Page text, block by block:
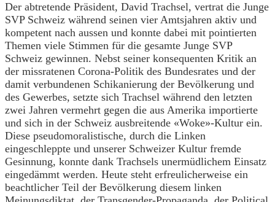
Der abtretende Präsident, David Trachsel, vertrat die Junge
SVP Schweiz während seinen vier Amtsjahren aktiv und
kompetent nach aussen und konnte dabei mit pointierten
Themen viele Stimmen für die gesamte Junge SVP
Schweiz gewinnen. Nebst seiner konsequenten Kritik an
der missratenen Corona-Politik des Bundesrates und der
damit verbundenen Schikanierung der Bevölkerung und
des Gewerbes, setzte sich Trachsel während den letzten
zwei Jahren vermehrt gegen die aus Amerika importierte
und sich in der Schweiz ausbreitende «Woke»-Kultur ein.
Diese pseudomoralistische, durch die Linken
eingeschleppte und unserer Schweizer Kultur fremde
Gesinnung, konnte dank Trachsels unermüdlichem Einsatz
eingedämmt werden. Heute steht erfreulicherweise ein
beachtlicher Teil der Bevölkerung diesem linken